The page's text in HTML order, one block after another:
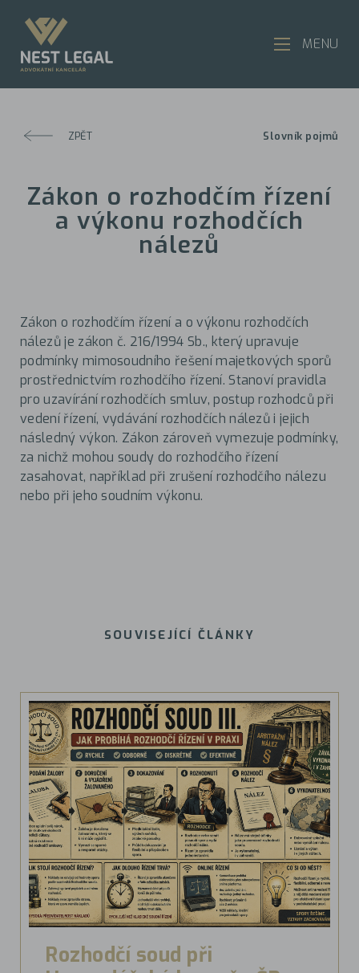
ZPĚT Slovník pojmů
Zákon o rozhodčím řízení
a výkonu rozhodčích
nálezů
Zákon o rozhodčím řízení a o výkonu rozhodčích
nálezů je zákon č. 216/1994 Sb., který upravuje
podmínky mimosoudního řešení majetkových sporů
prostřednictvím rozhodčího řízení. Stanoví pravidla
pro uzavírání rozhodčích smluv, postup rozhodců při
vedení řízení, vydávání rozhodčích nálezů i jejich
následný výkon. Zákon zároveň vymezuje podmínky,
za nichž mohou soudy do rozhodčího řízení
zasahovat, například při zrušení rozhodčího nálezu
nebo při jeho soudním výkonu.
SOUVISEJÍCÍ ČLÁNKY
Rozhodčí soud při
MENU